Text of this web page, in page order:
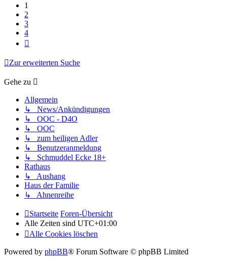
1
2
3
4
Zur erweiterten Suche
Gehe zu
Allgemein
↳ News/Ankündigungen
↳ OOC - D4O
↳ OOC
↳ zum heiligen Adler
↳ Benutzeranmeldung
↳ Schmuddel Ecke 18+
Rathaus
↳ Aushang
Haus der Familie
↳ Ahnenreihe
Startseite Foren-Übersicht
Alle Zeiten sind UTC+01:00
Alle Cookies löschen
Powered by phpBB® Forum Software © phpBB Limited